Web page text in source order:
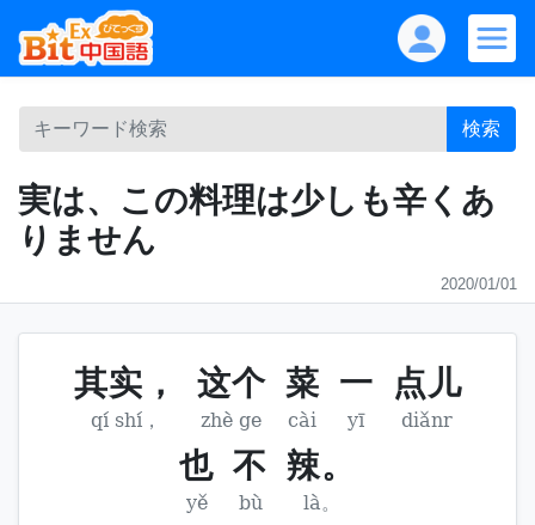
検索
実は、この料理は少しも辛くあ
りません
2020/01/01
其实， 这个 菜 一 点儿
qí shí， zhè ge cài yī diǎnr
也 不 辣。
yě bù là。